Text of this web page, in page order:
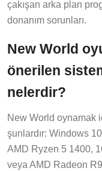
çakışan arka plan
donanım sorunları.
New World
önerilen
nelerdir?
New World oynamak
şunlardır: Windows
AMD Ryzen 5 1400,
veya AMD Radeon